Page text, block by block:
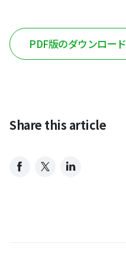
PDF版のダウンロード
Share this article